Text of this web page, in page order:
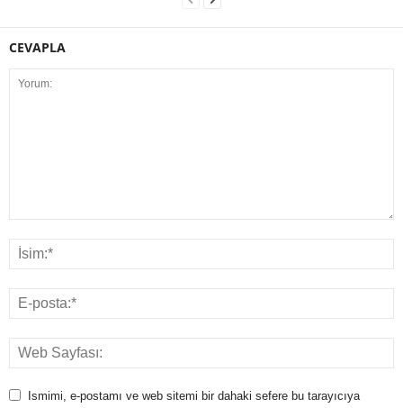
CEVAPLA
Ismimi, e-postamı ve web sitemi bir dahaki sefere bu tarayıcıya